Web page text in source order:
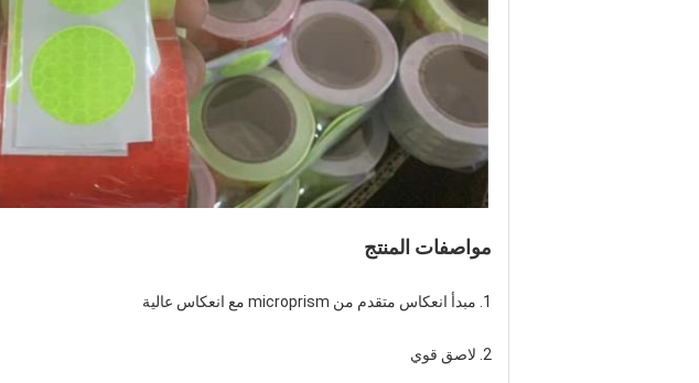
مواصفات المنتج
1. مبدأ انعكاس متقدم من microprism مع انعكاس عالية
2. لاصق قوي